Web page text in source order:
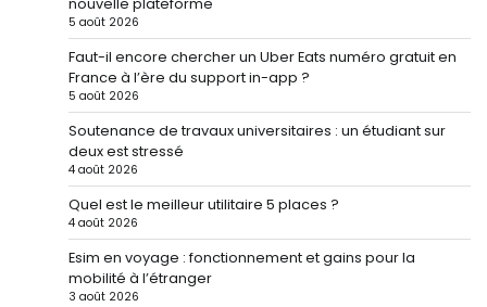
5 août 2026
Faut-il encore chercher un Uber Eats numéro gratuit en
France à l’ère du support in-app ?
5 août 2026
Soutenance de travaux universitaires : un étudiant sur
deux est stressé
4 août 2026
Quel est le meilleur utilitaire 5 places ?
4 août 2026
Esim en voyage : fonctionnement et gains pour la
mobilité à l’étranger
3 août 2026